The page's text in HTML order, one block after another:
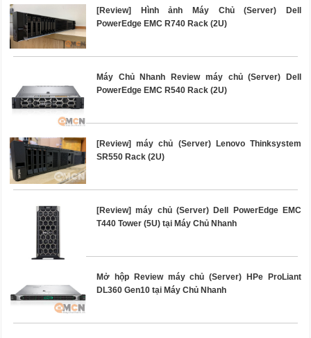
[Review] Hình ảnh Máy Chủ (Server) Dell
PowerEdge EMC R740 Rack (2U)
Máy Chủ Nhanh Review máy chủ (Server) Dell
PowerEdge EMC R540 Rack (2U)
[Review] máy chủ (Server) Lenovo Thinksystem
SR550 Rack (2U)
[Review] máy chủ (Server) Dell PowerEdge EMC
T440 Tower (5U) tại Máy Chủ Nhanh
Mở hộp Review máy chủ (Server) HPe ProLiant
DL360 Gen10 tại Máy Chủ Nhanh